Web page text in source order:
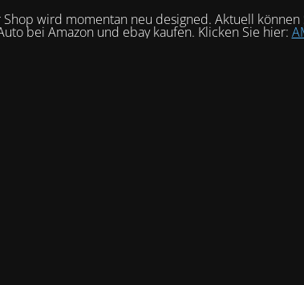
Shop wird momentan neu designed. Aktuell
bei Amazon und ebay kaufen. Klicken Sie hier: